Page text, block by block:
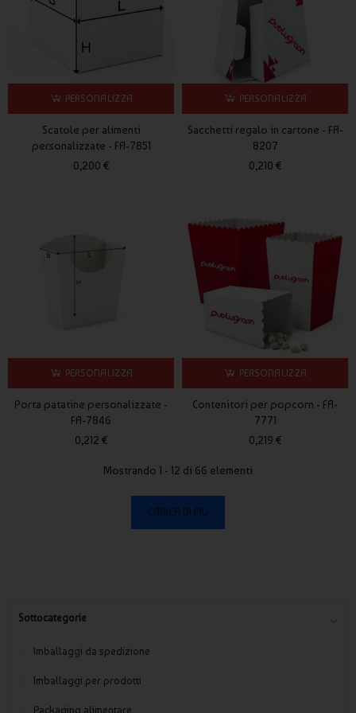
PERSONALIZZA
Scatole per alimenti
personalizzate - FA-7851
0,200 €
PERSONALIZZA
Sacchetti regalo in cartone - FA-
8207
0,210 €
PERSONALIZZA
Porta patatine personalizzate -
FA-7846
0,212 €
PERSONALIZZA
Contenitori per popcorn - FA-
7771
0,219 €
Mostrando 1 - 12 di 66 elementi
CARICA DI PIÙ
Sottocategorie
Imballaggi da spedizione
Imballaggi per prodotti
Packaging alimentare